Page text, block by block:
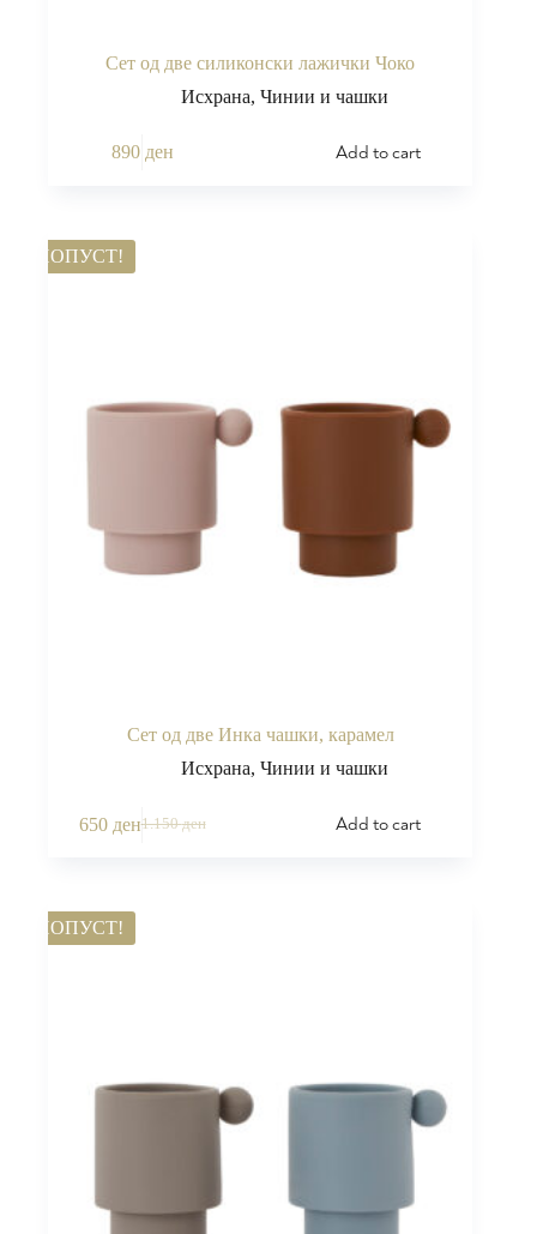
Сет од две силиконски лажички Чоко
Исхрана, Чинии и чашки
890 ден Add to cart
ПОПУСТ!
Сет од две Инка чашки, карамел
Исхрана, Чинии и чашки
1.150ден
650 ден Add to cart
ПОПУСТ!